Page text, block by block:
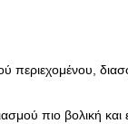
περιεχομένου,
πιο βολική και